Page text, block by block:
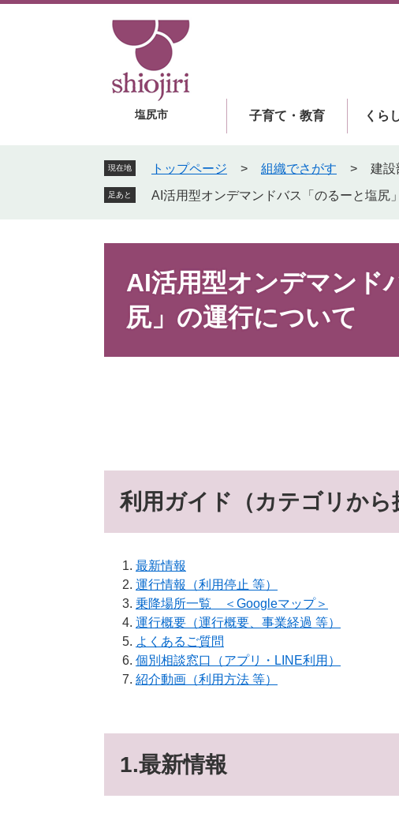
塩尻市 子育て・教育 くら
現在地 トップページ > 組織でさがす > 建設
足あと AI活用型オンデマンドバス「のるーと塩尻
AI活用型オンデマンド
尻」の運行について
利用ガイド（カテゴリから
最新情報
運行情報（利用停止 等）
乗降場所一覧 ＜Googleマップ＞
運行概要（運行概要、事業経過 等）
よくあるご質問
個別相談窓口（アプリ・LINE利用）
紹介動画（利用方法 等）
1.最新情報